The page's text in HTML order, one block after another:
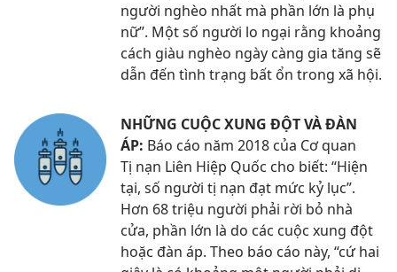
người nghèo nhất mà phần lớn là phụ
nữ”. Một số người lo ngại rằng khoảng
cách giàu nghèo ngày càng gia tăng sẽ
dẫn đến tình trạng bất ổn trong xã hội.
NHỮNG CUỘC XUNG ĐỘT VÀ ĐÀN
ÁP: Báo cáo năm 2018 của Cơ quan
Tị nạn Liên Hiệp Quốc cho biết: “Hiện
tại, số người tị nạn đạt mức kỷ lục”.
Hơn 68 triệu người phải rời bỏ nhà
cửa, phần lớn là do các cuộc xung đột
hoặc đàn áp. Theo báo cáo này, “cứ hai